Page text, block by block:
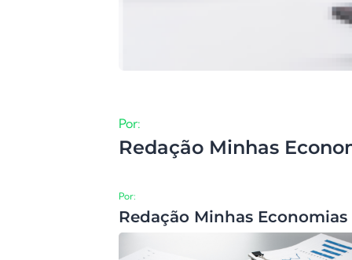
Por:
Redação Minhas
Por:
Redação Minhas Economias